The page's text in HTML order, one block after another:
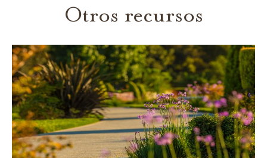
Otros recursos